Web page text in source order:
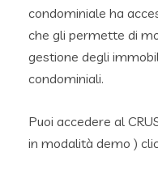
condominiale ha
che gli permette di
gestione degli
condominiali.
Puoi accedere al
in modalità demo )